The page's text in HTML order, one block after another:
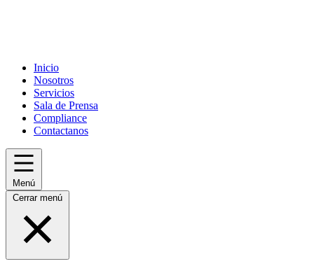
Inicio
Nosotros
Servicios
Sala de Prensa
Compliance
Contactanos
Menú
Cerrar menú